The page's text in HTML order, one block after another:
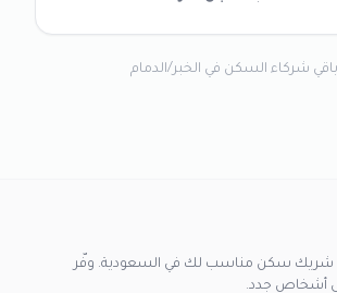
باقي شركاء السكن في الخبر/الدمام
شريك سكن مناسب لك في السعودية. وفّر
أشخاص جدد.